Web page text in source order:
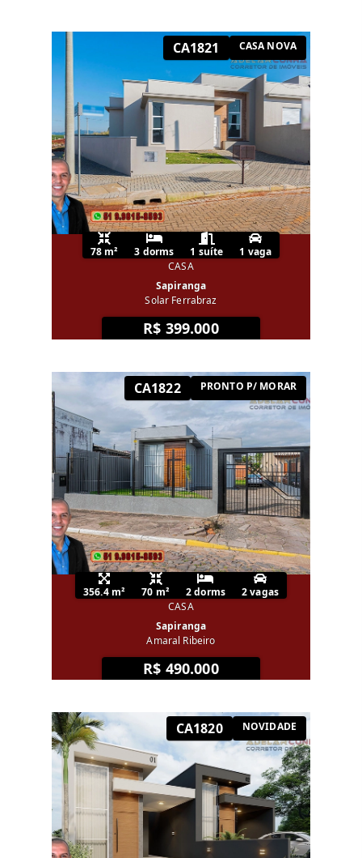
CA1821 CASA NOVA
78 m² 3 dorms 1 suíte
1 vaga
CASA
Sapiranga
Solar Ferrabraz
R$ 399.000
CA1822 PRONTO P/ MORAR
356.4 m² 70 m² 2 dorms
2 vagas
CASA
Sapiranga
Amaral Ribeiro
R$ 490.000
CA1820 NOVIDADE